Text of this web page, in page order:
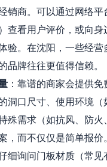
销商。可以通过网络平
查看用户评价，或向身
验。在沈阳，一些经营
品牌往往更值得信赖。
：靠谱的商家会提供
洞口尺寸、使用环境（
殊需求（如抗风、防火
，而不仅仅是简单报价。
仔细询问门板材质（常